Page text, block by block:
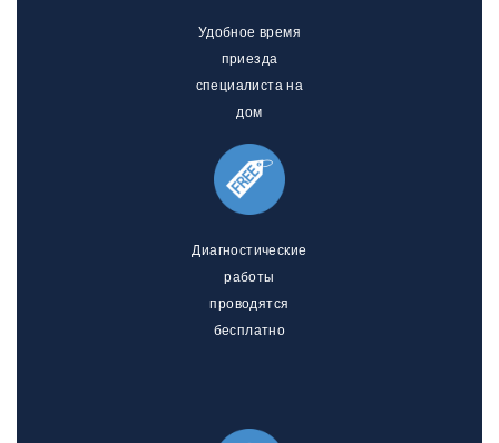
Удобное время
приезда
специалиста на
дом
Диагностические
работы
проводятся
бесплатно